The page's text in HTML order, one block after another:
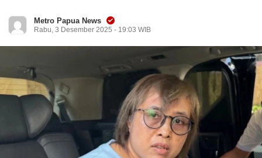
Metro Papua News
Rabu, 3 Desember 2025 - 19:03 WIB